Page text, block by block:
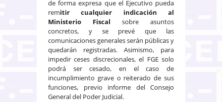
de forma expresa que el Ejecutivo pueda
remitir cualquier indicación al
Ministerio Fiscal sobre asuntos
concretos, y se prevé que las
comunicaciones generales serán públicas y
quedarán registradas. Asimismo, para
impedir ceses discrecionales, el FGE solo
podrá ser cesado, en el caso de
incumplimiento grave o reiterado de sus
funciones, previo informe del Consejo
General del Poder Judicial.